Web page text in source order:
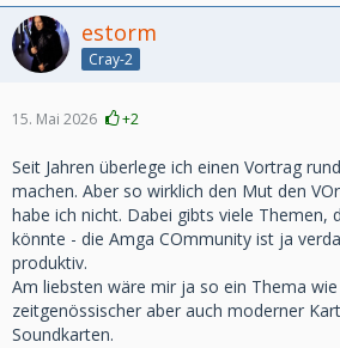
estorm
Cray-2
15. Mai 2026 +2
Seit Jahren überlege ich einen Vortrag
machen. Aber so wirklich den Mut den
habe ich nicht. Dabei gibts viele Themen,
könnte - die Amga COmmunity ist ja
produktiv.
Am liebsten wäre mir ja so ein Thema
zeitgenössischer aber auch moderner
Soundkarten.